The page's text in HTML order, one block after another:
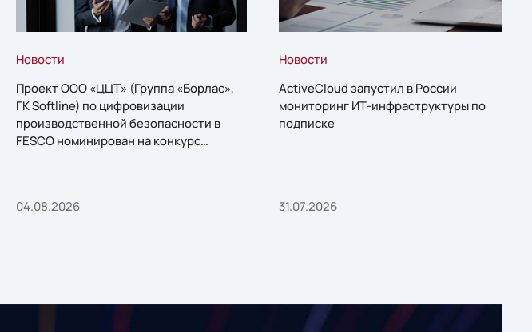
Новости
Проект ООО «ЦЦТ» (Группа «Борлас»,
ГК Softline) по цифровизации
производственной безопасности в
FESCO номинирован на конкурс
04.08.2026
Новости
ActiveCloud запустил в России
мониторинг ИТ-инфраструктуры по
подписке
31.07.2026